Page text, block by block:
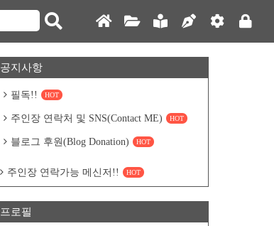
공지사항
필독!! HOT
주인장 연락처 및 SNS(Contact ME) HOT
블로그 후원(Blog Donation) HOT
주인장 연락가능 메신저!! HOT
프로필